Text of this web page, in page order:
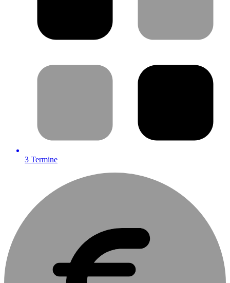
3 Termine